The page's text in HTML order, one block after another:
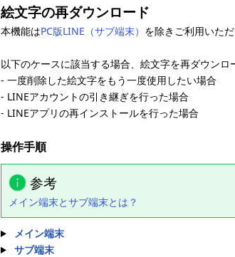
絵文字の再ダウンロード
本機能はPC版LINE（サブ端末） を除きご利用いただ
以下のケースに該当する場合、絵文字を再ダウンロ
- 一度削除した絵文字をもう一度使用したい場合
- LINEアカウントの引き継ぎを行った場合
- LINEアプリの再インストールを行った場合
操作手順
参考
メイン端末とサブ端末とは？
メイン端末
サブ端末